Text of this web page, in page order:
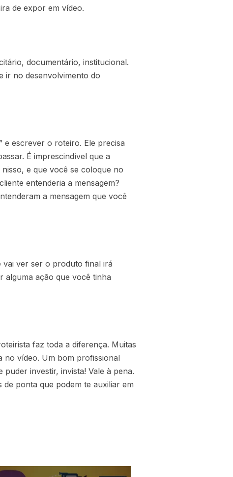
de expor em vídeo.
documentário, institucional.
ir no desenvolvimento do
e escrever o roteiro. Ele precisa
É imprescindível que a
e que você se coloque no
entenderia a mensagem?
a mensagem que você
vai ver ser o produto final irá
alguma ação que você tinha
faz toda a diferença. Muitas
no vídeo. Um bom profissional
investir, invista! Vale à pena.
ponta que podem te auxiliar em